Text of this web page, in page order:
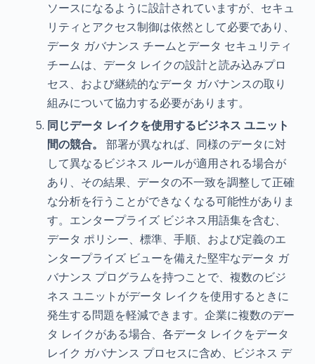
ソースになるように設計されていますが、セキュ
リティとアクセス制御は依然として必要であり、
データ ガバナンス チームとデータ セキュリティ
チームは、データ レイクの設計と読み込みプロ
セス、および継続的なデータ ガバナンスの取り
組みについて協力する必要があります。
同じデータ レイクを使用するビジネス ユニット
間の競合。
部署が異なれば、同様のデータに対
して異なるビジネス ルールが適用される場合が
あり、その結果、データの不一致を調整して正確
な分析を行うことができなくなる可能性がありま
す。エンタープライズ ビジネス用語集を含む、
データ ポリシー、標準、手順、および定義のエ
ンタープライズ ビューを備えた堅牢なデータ ガ
バナンス プログラムを持つことで、複数のビジ
ネス ユニットがデータ レイクを使用するときに
発生する問題を軽減できます。企業に複数のデー
タ レイクがある場合、各データ レイクをデータ
レイク ガバナンス プロセスに含め、ビジネス デ